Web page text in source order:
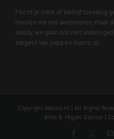
Mocht je merk of bedrijf toevallig
houden we ons aanbevolen, maar
reality, we gaan ons niet anders
zakgeld van papa en mama ;o)
Copyright delcour.nl | All Rights
Brito & Miguel Delcour |